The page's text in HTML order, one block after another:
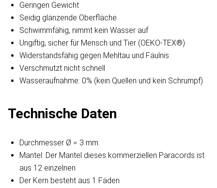
Geringen Gewicht
Seidig glänzende Oberfläche
Schwimmfähig, nimmt kein Wasser auf
Ungiftig, sicher für Mensch und Tier (OEKO-TEX®)
Widerstandsfähig gegen Mehltau und Fäulnis
Verschmutzt nicht schnell
Wasseraufnahme: 0% (kein Quellen und kein Schrumpf)
Technische Daten
Durchmesser Ø = 3 mm.
Mantel: Der Mantel dieses kommerziellen Paracords ist
aus 12 einzelnen
Der Kern besteht aus 1 Fäden